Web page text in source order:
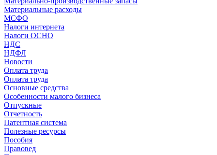
Материальные расходы
МСФО
Налоги интернета
Налоги ОСНО
НДС
НДФЛ
Новости
Оплата труда
Оплата труда
Основные средства
Особенности малого бизнеса
Отпускные
Отчетность
Патентная система
Полезные ресурсы
Пособия
Правовед